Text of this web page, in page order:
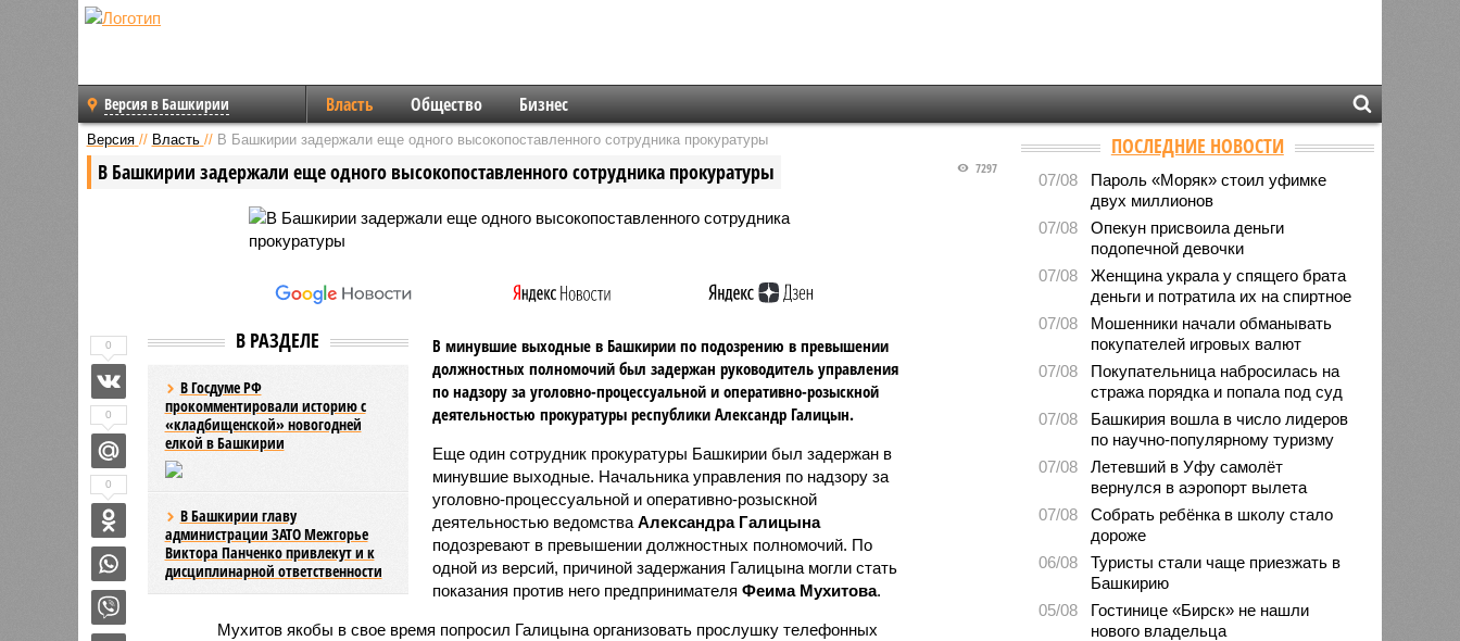
Версия в Башкирии Власть Общество Бизнес
Версия // Власть // В Башкирии задержали еще одного высокопоставленного сотрудника прокуратуры
В Башкирии задержали еще одного высокопоставленного сотрудника прокуратуры 7297
В РАЗДЕЛЕ
В Госдуме РФ
прокомментировали историю с
«кладбищенской» новогодней
елкой в Башкирии
В Башкирии главу
администрации ЗАТО Межгорье
Виктора Панченко привлекут и к
дисциплинарной ответственности
В минувшие выходные в Башкирии по подозрению в превышении
должностных полномочий был задержан руководитель управления
по надзору за уголовно-процессуальной и оперативно-розыскной
деятельностью прокуратуры республики Александр Галицын.
Еще один сотрудник прокуратуры Башкирии был задержан в
минувшие выходные. Начальника управления по надзору за
уголовно-процессуальной и оперативно-розыскной
деятельностью ведомства Александра Галицына
подозревают в превышении должностных полномочий. По
одной из версий, причиной задержания Галицына могли стать
показания против него предпринимателя Феима Мухитова.
Мухитов якобы в свое время попросил Галицына организовать прослушку телефонных
0
0
0
ПОСЛЕДНИЕ НОВОСТИ
07/08
Пароль «Моряк» стоил уфимке
двух миллионов
07/08
Опекун присвоила деньги
подопечной девочки
07/08
Женщина украла у спящего брата
деньги и потратила их на спиртное
07/08
Мошенники начали обманывать
покупателей игровых валют
07/08
Покупательница набросилась на
стража порядка и попала под суд
07/08
Башкирия вошла в число лидеров
по научно-популярному туризму
07/08
Летевший в Уфу самолёт
вернулся в аэропорт вылета
07/08
Собрать ребёнка в школу стало
дороже
06/08
Туристы стали чаще приезжать в
Башкирию
05/08
Гостинице «Бирск» не нашли
нового владельца